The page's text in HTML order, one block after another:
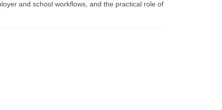
and school workflows, and the practical role of